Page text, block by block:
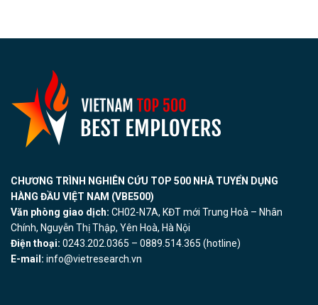
CHƯƠNG TRÌNH NGHIÊN CỨU TOP 500 NHÀ TUYỂN DỤNG
HÀNG ĐẦU VIỆT NAM (VBE500)
Văn phòng giao dịch: CH02-N7A, KĐT mới Trung Hoà – Nhân
Chính, Nguyễn Thị Thập, Yên Hoà, Hà Nội
Điện thoại: 0243.202.0365 – 0889.514.365 (hotline)
E-mail: info@vietresearch.vn